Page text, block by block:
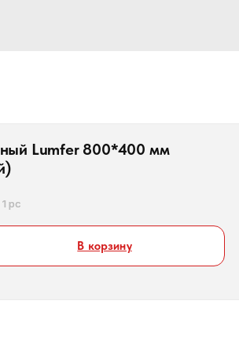
Lumfer 800*400 мм
1 pc
В корзину